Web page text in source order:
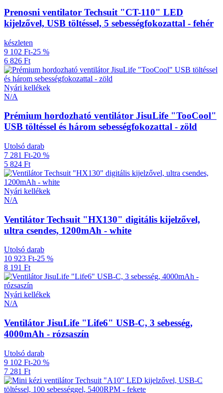
Prenosni ventilator Techsuit "CT-110" LED
kijelzővel, USB töltéssel, 5 sebességfokozattal - fehér
készleten
9 102 Ft-25 %
6 826 Ft
Nyári kellékek
N/A
Prémium hordozható ventilátor JisuLife "TooCool"
USB töltéssel és három sebességfokozattal - zöld
Utolsó darab
7 281 Ft-20 %
5 824 Ft
Nyári kellékek
N/A
Ventilátor Techsuit "HX130" digitális kijelzővel,
ultra csendes, 1200mAh - white
Utolsó darab
10 923 Ft-25 %
8 191 Ft
Nyári kellékek
N/A
Ventilátor JisuLife "Life6" USB-C, 3 sebesség,
4000mAh - rózsaszín
Utolsó darab
9 102 Ft-20 %
7 281 Ft